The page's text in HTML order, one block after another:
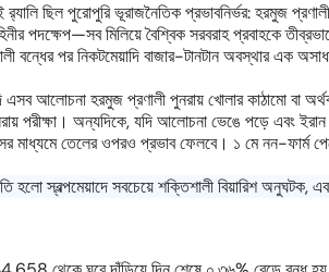
ছিল পুরোপুরি ভূরাজনৈতিক প্রভাবনির্ভর: হরমুজ প্রণালীর
পদক্ষেপ—সব মিলিয়ে বৈশ্বিক সরবরাহ প্রবাহকে
পর নিকটমেয়াদি বাজার-টানটান অবস্থার এক
আলোচনা হরমুজ প্রণালী পুনরায় খোলার কাঠামো বা
অন্যদিকে, যদি আলোচনা ভেঙে পড়ে এবং ইরান
মাধ্যমে তেলের ওপরও প্রভাব ফেলবে। ১ মে নন-ফার্ম
সবচেয়ে শক্তিশালী বিয়ারিশ অনুঘটক,